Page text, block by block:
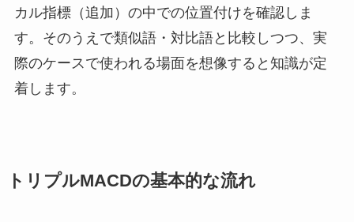
カル指標（追加）の中での位置付けを確認しま
す。そのうえで類似語・対比語と比較しつつ、実
際のケースで使われる場面を想像すると知識が定
着します。
トリプルMACDの基本的な流れ